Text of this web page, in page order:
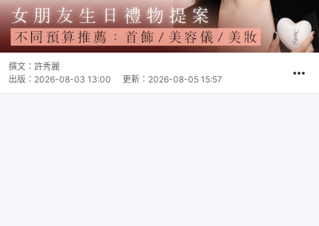
撰文： 許秀麗
出版： 2026-08-03 13:00 更新： 2026-08-05 15:57